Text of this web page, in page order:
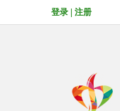
登录 注册